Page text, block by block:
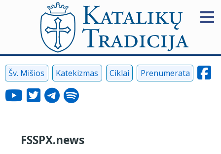
Šv. Mišios Katekizmas Ciklai Prenumerata
FSSPX.news